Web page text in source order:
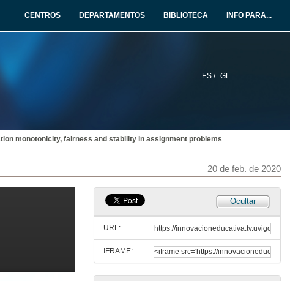
CENTROS DEPARTAMENTOS BIBLIOTECA INFO PARA...
ES / GL
monotonicity, fairness and stability in assignment problems
20 de feb. de 2020
Ocultar
URL:
IFRAME:
Questions. An overview of Entrepreneurship in Albania
9 de abr. de 2021
Quenda de preguntas. Novo Proxecto ECOBAS
Brave Boys and Play-it-Safe Girls: Gender Differences in Willingness to Guess in a Large Scale Natural Field Experiment
Seminarios Ecobas 2020 | Nagore Iriberri Professor at the Department of Foundations of Economic Analysis I at the University of the Basque Country UPV/EHU
26 de feb. de 2020